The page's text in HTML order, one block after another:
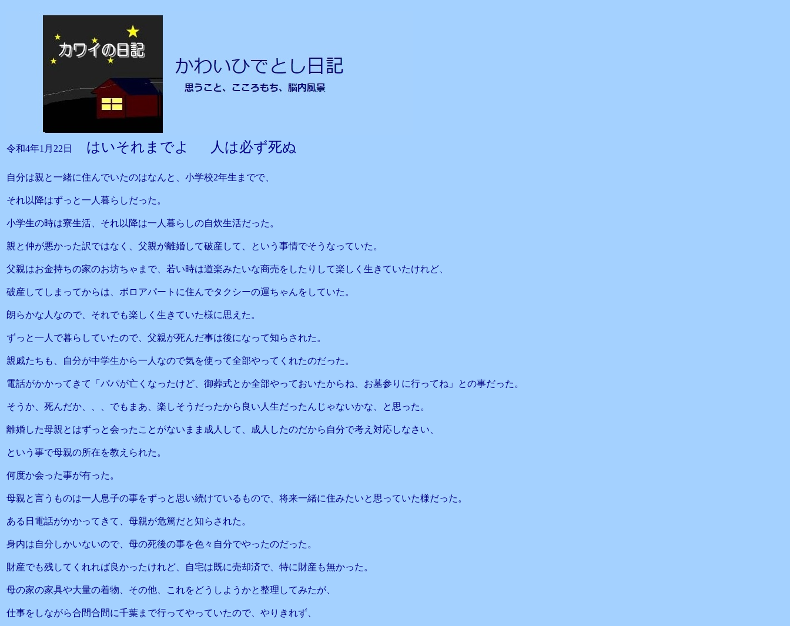
令和4年1月22日 はいそれまでよ 人は必ず死ぬ
自分は親と一緒に住んでいたのはなんと、小学校2年生までで、
それ以降はずっと一人暮らしだった。
小学生の時は寮生活、それ以降は一人暮らしの自炊生活だった。
親と仲が悪かった訳ではなく、父親が離婚して破産して、という事情でそうなっていた。
父親はお金持ちの家のお坊ちゃまで、若い時は道楽みたいな商売をしたりして楽しく生きていたけれど、
破産してしまってからは、ボロアパートに住んでタクシーの運ちゃんをしていた。
朗らかな人なので、それでも楽しく生きていた様に思えた。
ずっと一人で暮らしていたので、父親が死んだ事は後になって知らされた。
親戚たちも、自分が中学生から一人なので気を使って全部やってくれたのだった。
電話がかかってきて「パパが亡くなったけど、御葬式とか全部やっておいたからね、お墓参りに行ってね」との事だった。
そうか、死んだか、、、でもまあ、楽しそうだったから良い人生だったんじゃないかな、と思った。
離婚した母親とはずっと会ったことがないまま成人して、成人したのだから自分で考え対応しなさい、
という事で母親の所在を教えられた。
何度か会った事が有った。
母親と言うものは一人息子の事をずっと思い続けているもので、将来一緒に住みたいと思っていた様だった。
ある日電話がかかってきて、母親が危篤だと知らされた。
身内は自分しかいないので、母の死後の事を色々自分でやったのだった。
財産でも残してくれれば良かったけれど、自宅は既に売却済で、特に財産も無かった。
母の家の家具や大量の着物、その他、これをどうしようかと整理してみたが、
仕事をしながら合間合間に千葉まで行ってやっていたので、やりきれず、